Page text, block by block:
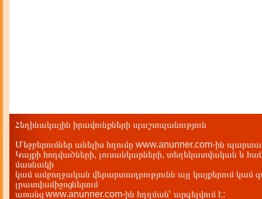
Հեղինակային իրավունքների պաշտպանություն
Մեջբերումներ անելիս հղումը www.anunner.com-ին
Կայքի հոդվածների, լուսանկարների, տեղեկատվական և
մասնակի
կամ ամբողջական վերարտադրությունն այլ կայքերում կամ
լրատվամիջոցներում
առանց www.anunner.com-ին հղղման՝ արգելվում է: